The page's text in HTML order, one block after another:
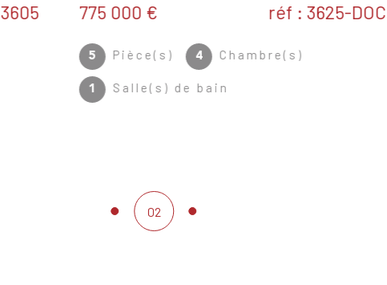
775 000 € Réf : 3625-DOC
Pièce(s) 4 Chambre(s)
Salle(s) de bain
02